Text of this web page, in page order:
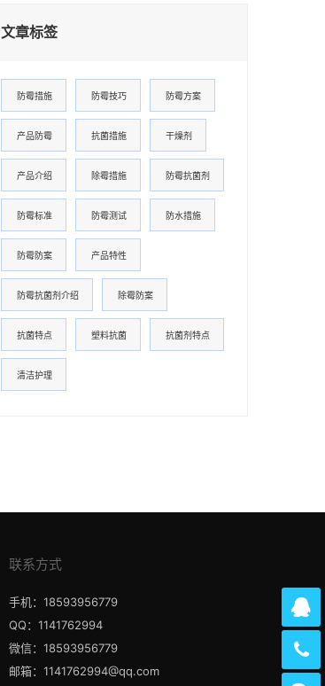
文章标签
防霉措施 防霉技巧 防霉方案
产品防霉 抗菌措施 干燥剂
产品介绍 除霉措施 防霉抗菌剂
防霉标准 防霉测试 防水措施
防霉防案 产品特性
防霉抗菌剂介绍 除霉防案
抗菌特点 塑料抗菌 抗菌剂特点
清洁护理
联系方式
手机：18593956779
QQ：1141762994
微信：18593956779
邮箱：1141762994@qq.com